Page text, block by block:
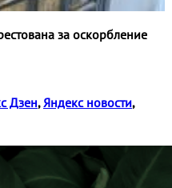
за оскорбление
Дзен, Яндекс новости,